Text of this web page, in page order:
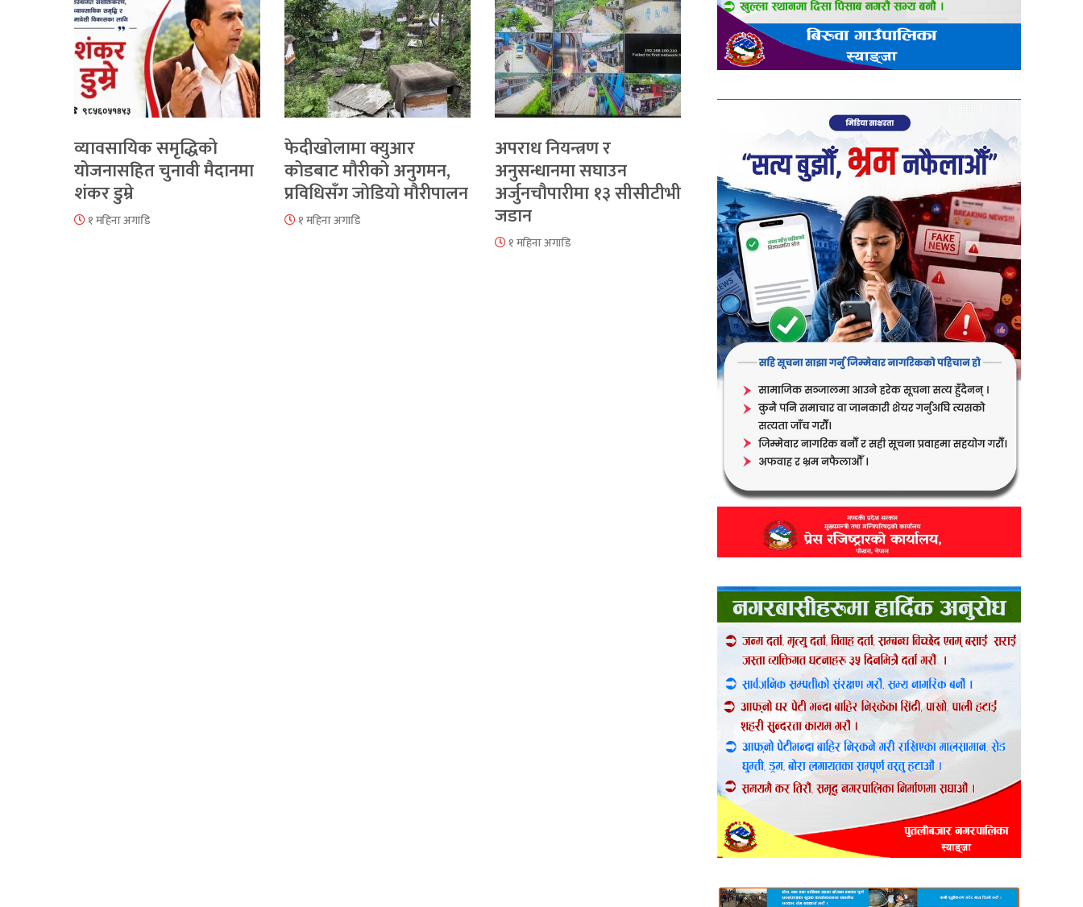
व्यावसायिक समृद्धिको
योजनासहित चुनावी मैदानमा
शंकर डुम्रे
१ महिना अगाडि
फेदीखोलामा क्युआर
कोडबाट मौरीको अनुगमन,
प्रविधिसँग जोडियो मौरीपालन
१ महिना अगाडि
अपराध नियन्त्रण र
अनुसन्धानमा सघाउन
अर्जुनचौपारीमा १३ सीसीटीभी
जडान
१ महिना अगाडि